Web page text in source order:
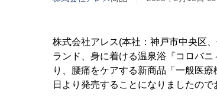
株式会社アレス(本社：神戸市中央区
ランド、身に着ける温泉浴『コロバ
り、腰痛をケアする新商品「一般医
日より発売することになりましたので